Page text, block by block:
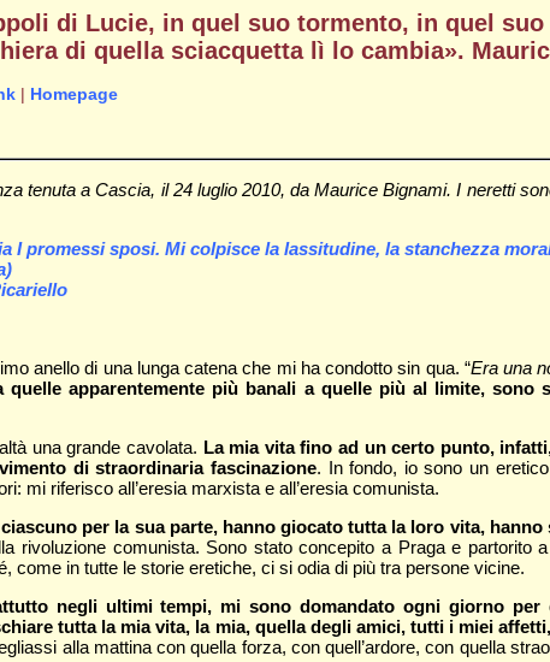
di Lucie, in quel suo tormento, in quel
di quella sciacquetta lì lo cambia».
| Homepage
tenuta a Cascia, il 24 luglio 2010, da Maurice Bignami. I neretti
I promessi sposi. Mi colpisce la lassitudine, la stanchezza
anello di una lunga catena che mi ha condotto sin qua. “Era una
apparentemente più banali a quelle più al limite,
una grande cavolata. La mia vita fino ad un certo punto,
di straordinaria fascinazione. In fondo, io sono un
mi riferisco all’eresia marxista e all’eresia comunista.
per la sua parte, hanno giocato tutta la loro vita,
rivoluzione comunista. Sono stato concepito a Praga e
come in tutte le storie eretiche, ci si odia di più tra persone vicine.
negli ultimi tempi, mi sono domandato ogni giorno per
tutta la mia vita, la mia, quella degli amici, tutti i miei
alla mattina con quella forza, con quell’ardore, con quella